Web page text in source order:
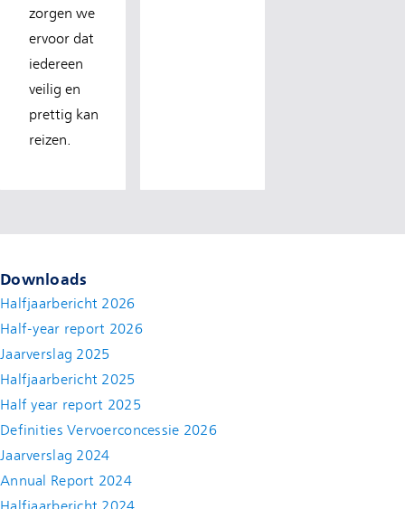
zorgen we
ervoor dat
iedereen
veilig en
prettig kan
reizen.
Downloads
Halfjaarbericht 2026
Half-year report 2026
Jaarverslag 2025
Halfjaarbericht 2025
Half year report 2025
Definities Vervoerconcessie 2026
Jaarverslag 2024
Annual Report 2024